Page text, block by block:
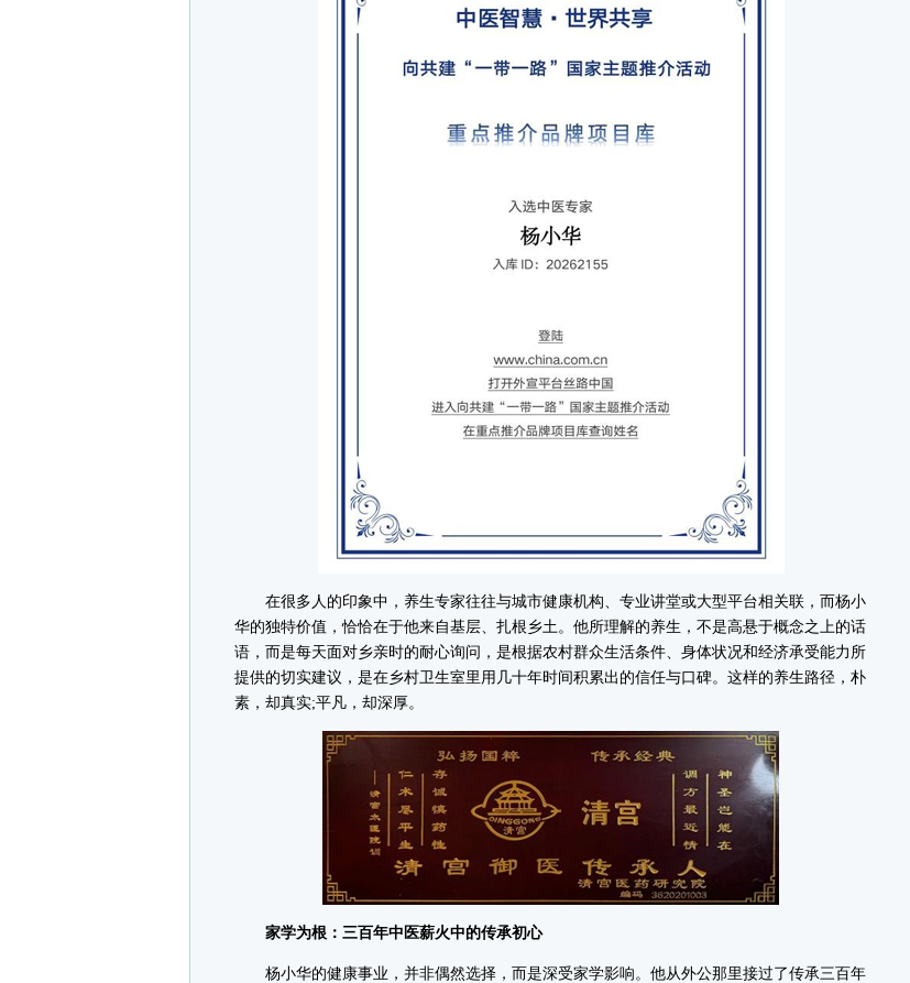
在很多人的印象中，养生专家往往与城市健康机构、专业讲堂或大型平台相关联，而杨小
华的独特价值，恰恰在于他来自基层、扎根乡土。他所理解的养生，不是高悬于概念之上的话
语，而是每天面对乡亲时的耐心询问，是根据农村群众生活条件、身体状况和经济承受能力所
提供的切实建议，是在乡村卫生室里用几十年时间积累出的信任与口碑。这样的养生路径，朴
素，却真实;平凡，却深厚。
家学为根：三百年中医薪火中的传承初心
杨小华的健康事业，并非偶然选择，而是深受家学影响。他从外公那里接过了传承三百年